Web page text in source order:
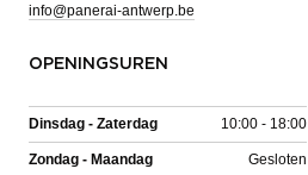
info@panerai-antwerp.be
OPENINGSUREN
Dinsdag - Zaterdag 10:00 - 18:00
Zondag - Maandag Gesloten